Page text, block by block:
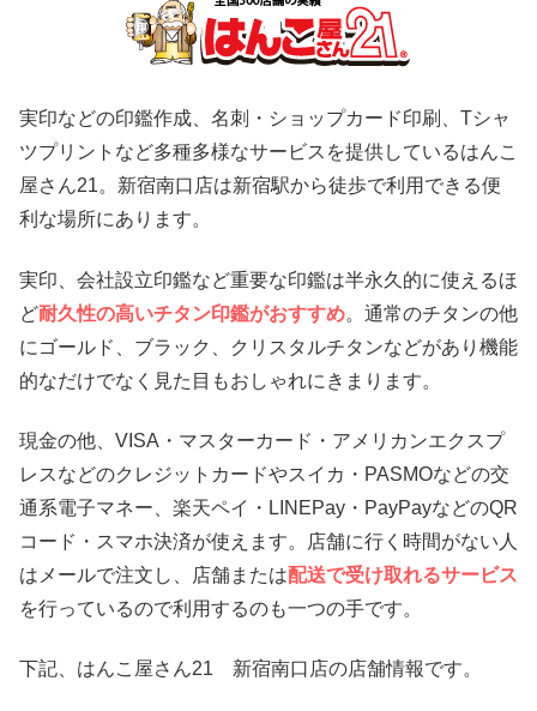
実印などの印鑑作成、名刺・ショップカード印刷、Tシャ
ツプリントなど多種多様なサービスを提供しているはんこ
屋さん21。新宿南口店は新宿駅から徒歩で利用できる便
利な場所にあります。
実印、会社設立印鑑など重要な印鑑は半永久的に使えるほ
ど耐久性の高いチタン印鑑がおすすめ。通常のチタンの他
にゴールド、ブラック、クリスタルチタンなどがあり機能
的なだけでなく見た目もおしゃれにきまります。
現金の他、VISA・マスターカード・アメリカンエクスプ
レスなどのクレジットカードやスイカ・PASMOなどの交
通系電子マネー、楽天ペイ・LINEPay・PayPayなどのQR
コード・スマホ決済が使えます。店舗に行く時間がない人
はメールで注文し、店舗または配送で受け取れるサービス
を行っているので利用するのも一つの手です。
下記、はんこ屋さん21 新宿南口店の店舗情報です。